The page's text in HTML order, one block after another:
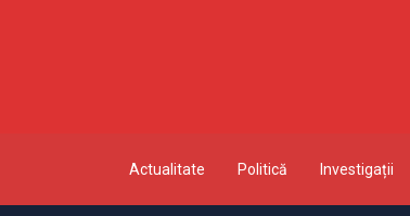
Actualitate Politică Investigații